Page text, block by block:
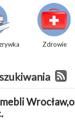
Zdrowie